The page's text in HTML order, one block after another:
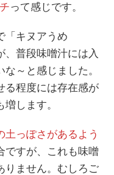
って感じです。
「キヌアうめ
、普段味噌汁には入
～と感じました。
る程度には存在感が
します。
土っぽさがあるよう
ですが、これも味噌
りません。むしろご